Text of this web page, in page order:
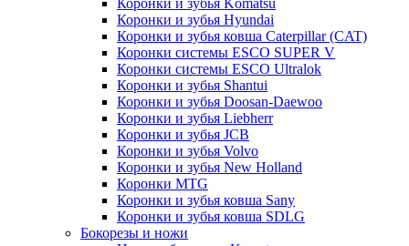
Коронки и зубья Hyundai
Коронки и зубья ковша Caterpillar (CAT)
Коронки системы ESCO SUPER V
Коронки системы ESCO Ultralok
Коронки и зубья Shantui
Коронки и зубья Doosan-Daewoo
Коронки и зубья Liebherr
Коронки и зубья JCB
Коронки и зубья Volvo
Коронки и зубья New Holland
Коронки MTG
Коронки и зубья ковша Sany
Коронки и зубья ковша SDLG
Бокорезы и ножи